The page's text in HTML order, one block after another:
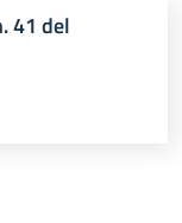
41 del